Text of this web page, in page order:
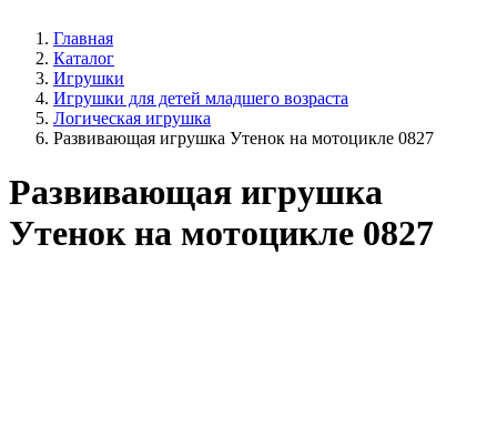
Главная
Каталог
Игрушки
Игрушки для детей младшего возраста
Логическая игрушка
Развивающая игрушка Утенок на мотоцикле 0827
Развивающая игрушка
Утенок на мотоцикле 0827